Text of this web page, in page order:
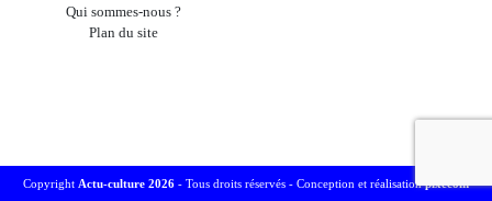
Qui sommes-nous ?
Plan du site
Copyright Actu-culture 2026 - Tous droits réservés - Conception et réalisationpixecom